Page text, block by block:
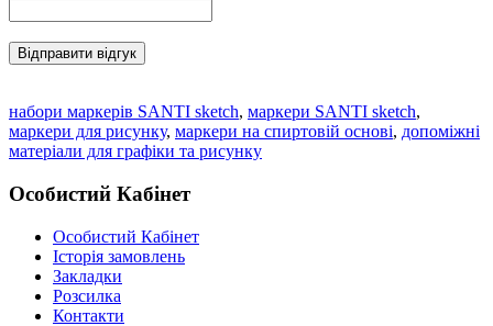
Відправити відгук
набори маркерів SANTI sketch, маркери SANTI sketch,
маркери для рисунку, маркери на спиртовій основі, допоміжні
матеріали для графіки та рисунку
Особистий Кабінет
Особистий Кабінет
Історія замовлень
Закладки
Розсилка
Контакти